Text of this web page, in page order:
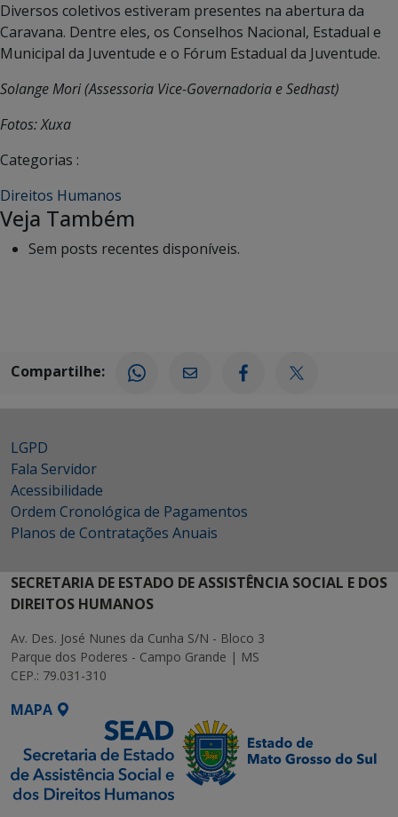
Diversos coletivos estiveram presentes na abertura da
Caravana. Dentre eles, os Conselhos Nacional, Estadual e
Municipal da Juventude e o Fórum Estadual da Juventude.
Solange Mori (Assessoria Vice-Governadoria e Sedhast)
Fotos: Xuxa
Categorias :
Direitos Humanos
Veja Também
Sem posts recentes disponíveis.
Compartilhe:
LGPD
Fala Servidor
Acessibilidade
Ordem Cronológica de Pagamentos
Planos de Contratações Anuais
SECRETARIA DE ESTADO DE ASSISTÊNCIA SOCIAL E DOS
DIREITOS HUMANOS
Av. Des. José Nunes da Cunha S/N - Bloco 3
Parque dos Poderes - Campo Grande | MS
CEP.: 79.031-310
MAPA